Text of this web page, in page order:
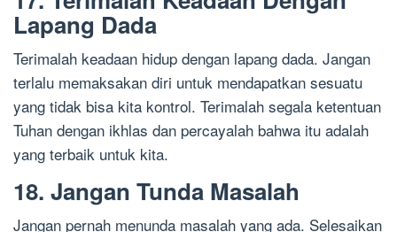
Lapang Dada
Terimalah keadaan hidup dengan lapang dada. Jangan
terlalu memaksakan diri untuk mendapatkan sesuatu
yang tidak bisa kita kontrol. Terimalah segala ketentuan
Tuhan dengan ikhlas dan percayalah bahwa itu adalah
yang terbaik untuk kita.
18. Jangan Tunda Masalah
Jangan pernah menunda masalah yang ada. Selesaikan